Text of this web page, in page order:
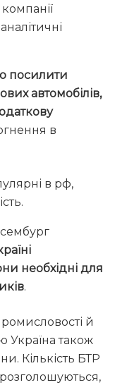
посилити
автомобілів,
в
в рф,
необхідні для
.
й
Україна також
Кількість БТР